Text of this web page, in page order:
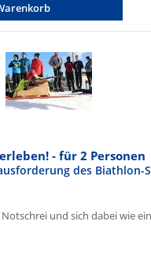
- für 2 Personen
des Biathlon-
und sich dabei wie